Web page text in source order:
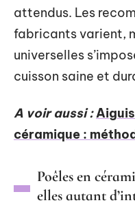
attendus. Les
fabricants varient,
universelles
cuisson saine et
A voir aussi :
céramique :
Poêles en
elles autant